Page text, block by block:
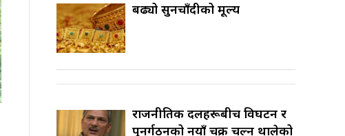
बढ्यो सुनचाँदीको मूल्य
राजनीतिक दलहरूबीच विघटन र
पुनर्गठनको नयाँ चक्र चल्न थालेको